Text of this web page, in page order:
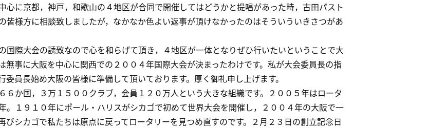
心に京都，神戸，和歌山の４地区が合同で開催してはどうかと提唱があった時，古田パスト
皆様方に相談致しましたが，なかなか色よい返事が頂けなかったのはそういういきさつがあ
国際大会の誘致なので心を和らげて頂き，４地区が一体となりぜひ行いたいということで大
無事に大阪を中心に関西での２００４年国際大会が決まったわけです。私が大会委員長の指
委員長始め大阪の皆様に準備して頂いております。厚く御礼申し上げます。
６か国，３万１５００クラブ，会員１２０万人という大きな組織です。２００５年はロータ
。１９１０年にポール・ハリスがシカゴで初めて世界大会を開催し，２００４年の大阪で一
びシカゴで私たちは原点に戻ってロータリーを見つめ直すのです。２月２３日の創立記念日